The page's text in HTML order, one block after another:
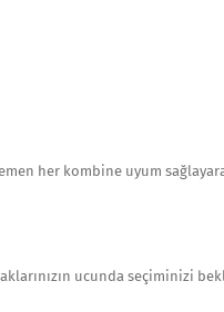
her kombine uyum
ucunda seçiminizi